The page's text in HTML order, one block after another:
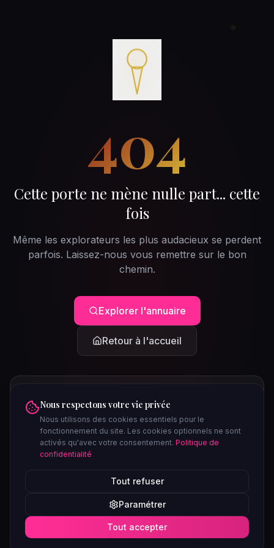
404
Cette porte ne mène nulle part... cette
fois
Même les explorateurs les plus audacieux se perdent
parfois. Laissez-nous vous remettre sur le bon
chemin.
Explorer l'annuaire
Retour à l'accueil
Soirées ce week-end
Nous respectons votre vie privée
Nous utilisons des cookies essentiels pour le
fonctionnement du site. Les cookies optionnels ne sont
activés qu'avec votre consentement. Politique de
confidentialité
Tout refuser
Paramétrer
Tout accepter